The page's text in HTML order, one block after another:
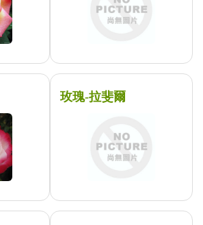
玫瑰-拉斐爾